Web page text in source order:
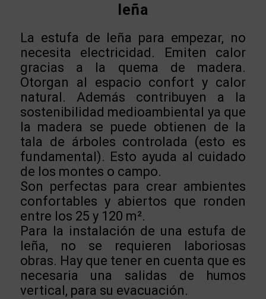
leña
La estufa de leña para empezar, no
necesita electricidad. Emiten calor
gracias a la quema de madera.
Otorgan al espacio confort y calor
natural. Además contribuyen a la
sostenibilidad medioambiental ya que
la madera se puede obtienen de la
tala de árboles controlada (esto es
fundamental). Esto ayuda al cuidado
de los montes o campo.
Son perfectas para crear ambientes
confortables y abiertos que ronden
entre los 25 y 120 m².
Para la instalación de una estufa de
leña, no se requieren laboriosas
obras. Hay que tener en cuenta que es
necesaria una salidas de humos
vertical, para su evacuación.